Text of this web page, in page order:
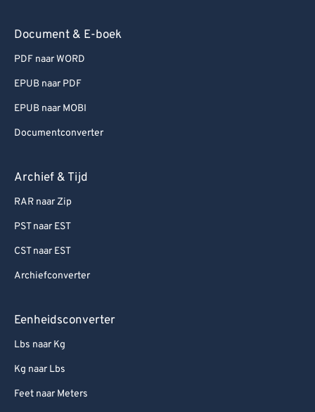
Document & E-boek
PDF naar WORD
EPUB naar PDF
EPUB naar MOBI
Documentconverter
Archief & Tijd
RAR naar Zip
PST naar EST
CST naar EST
Archiefconverter
Eenheidsconverter
Lbs naar Kg
Kg naar Lbs
Feet naar Meters